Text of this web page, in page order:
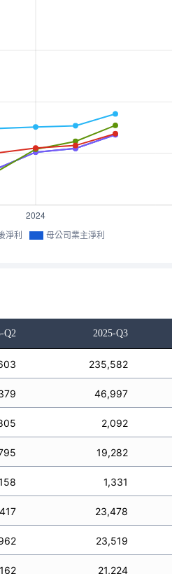
淨利 母公司業主淨利
Q2 2025-Q3
235,582
46,997
2,092
19,282
1,331
23,478
23,519
21,224